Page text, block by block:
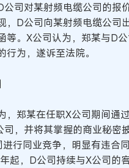
公司对某射频电缆公司的报
，D公司向某射频电缆公司
等。X公司认为，郑某与D
行为，遂诉至法院。
，郑某在任职X公司期间通
司，并将其掌握的商业秘密
进行同业竞争，明显有违合
起，D公司持续与X公司的